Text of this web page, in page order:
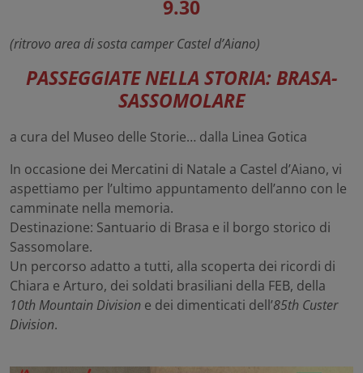
9.30
(ritrovo area di sosta camper Castel d’Aiano)
PASSEGGIATE NELLA STORIA: BRASA-
SASSOMOLARE
a cura del Museo delle Storie… dalla Linea Gotica
In occasione dei Mercatini di Natale a Castel d’Aiano, vi
aspettiamo per l’ultimo appuntamento dell’anno con le
camminate nella memoria.
Destinazione: Santuario di Brasa e il borgo storico di
Sassomolare.
Un percorso adatto a tutti, alla scoperta dei ricordi di
Chiara e Arturo, dei soldati brasiliani della FEB, della
10th Mountain Division e dei dimenticati dell’85th Custer
Division.